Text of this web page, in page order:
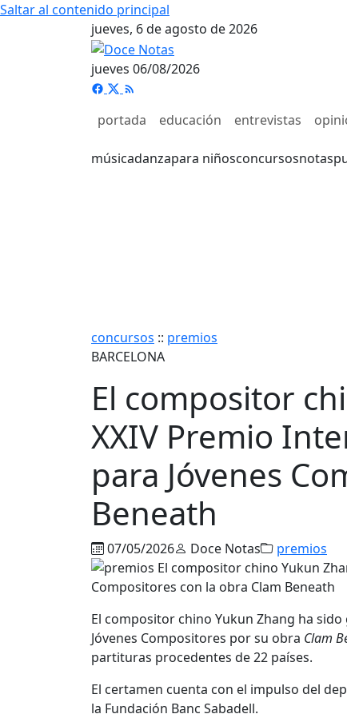
Saltar al contenido principal
jueves, 6 de agosto de 2026
jueves 06/08/2026
portada educación entrevistas
músicadanzapara niñosconcursosnotas
concursos :: premios
BARCELONA
El compositor
XXIV Premio
para Jóvenes
Beneath
07/05/2026 Doce Notas premios
El compositor chino Yukun Zhang ha sido
Jóvenes Compositores por su obra Clam
partituras procedentes de 22 países.
El certamen cuenta con el impulso del
la Fundación Banc Sabadell.